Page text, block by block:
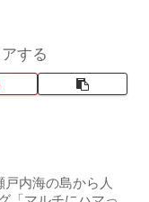
する
内海の島から人